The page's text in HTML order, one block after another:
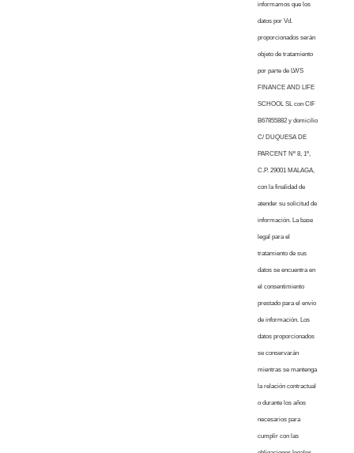
informamos que los
datos por Vd.
proporcionados serán
objeto de tratamiento
por parte de LWS
FINANCE AND LIFE
SCHOOL SL con CIF
B67855882 y domicilio
C/ DUQUESA DE
PARCENT Nº 8, 1º,
C.P. 29001 MALAGA,
con la finalidad de
atender su solicitud de
información. La base
legal para el
tratamiento de sus
datos se encuentra en
el consentimiento
prestado para el envío
de información. Los
datos proporcionados
se conservarán
mientras se mantenga
la relación contractual
o durante los años
necesarios para
cumplir con las